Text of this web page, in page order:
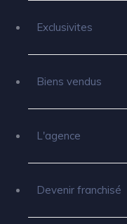
Exclusivites
Biens vendus
L'agence
Devenir franchisé